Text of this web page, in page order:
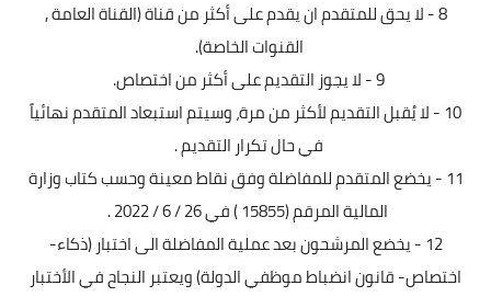
8 - لا يحق للمتقدم ان يقدم على أكثر من قناة (القناة العامة ,
القنوات الخاصة).
9 - لا يجوز التقديم على أكثر من اختصاص.
10 - لا يُقبل التقديم لأكثر من مرة، وسيتم استبعاد المتقدم نهائياً
في حال تكرار التقديم .
11 - يخضع المتقدم للمفاضلة وفق نقاط معينة وحسب كتاب وزارة
المالية المرقم (15855 ) في 26 / 6 / 2022 .
12 - يخضع المرشحون بعد عملية المفاضلة الى اختبار (ذكاء-
اختصاص- قانون انضباط موظفي الدولة) ويعتبر النجاح في الأختبار